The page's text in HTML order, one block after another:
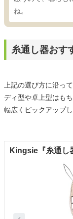
ね。
糸通し器おす
上記の選び方に沿っ
ディ型や卓上型はも
幅広くピックアップし
Kingsie『糸通し